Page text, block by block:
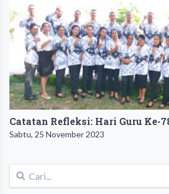
Catatan Refleksi: Hari Guru Ke-
Sabtu, 25 November 2023